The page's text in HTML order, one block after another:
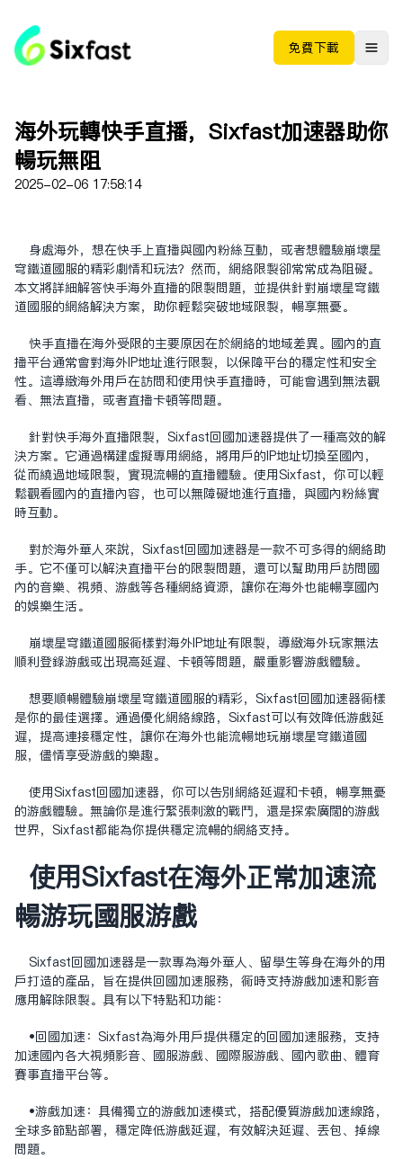
免费下载
海外玩转快手直播，Sixfast加速器助你
畅玩无阻
2025-02-06 17:58:14
身处海外，想在快手上直播与国内粉丝互动，或者想体验崩坏星
穹铁道国服的精彩剧情和玩法？然而，网络限制却常常成为阻碍。
本文将详细解答快手海外直播的限制问题，并提供针对崩坏星穹铁
道国服的网络解决方案，助你轻松突破地域限制，畅享无忧。
快手直播在海外受限的主要原因在于网络的地域差异。国内的直
播平台通常会对海外IP地址进行限制，以保障平台的稳定性和安全
性。这导致海外用户在访问和使用快手直播时，可能会遇到无法观
看、无法直播，或者直播卡顿等问题。
针对快手海外直播限制，Sixfast回国加速器提供了一种高效的解
决方案。它通过构建虚拟专用网络，将用户的IP地址切换至国内，
从而绕过地域限制，实现流畅的直播体验。使用Sixfast，你可以轻
松观看国内的直播内容，也可以无障碍地进行直播，与国内粉丝实
时互动。
对于海外华人来说，Sixfast回国加速器是一款不可多得的网络助
手。它不仅可以解决直播平台的限制问题，还可以帮助用户访问国
内的音乐、视频、游戏等各种网络资源，让你在海外也能畅享国内
的娱乐生活。
崩坏星穹铁道国服同样对海外IP地址有限制，导致海外玩家无法
顺利登录游戏或出现高延迟、卡顿等问题，严重影响游戏体验。
想要顺畅体验崩坏星穹铁道国服的精彩，Sixfast回国加速器同样
是你的最佳选择。通过优化网络线路，Sixfast可以有效降低游戏延
迟，提高连接稳定性，让你在海外也能流畅地玩崩坏星穹铁道国
服，尽情享受游戏的乐趣。
使用Sixfast回国加速器，你可以告别网络延迟和卡顿，畅享无忧
的游戏体验。无论你是进行紧张刺激的战斗，还是探索广阔的游戏
世界，Sixfast都能为你提供稳定流畅的网络支持。
使用Sixfast在海外正常加速流
畅游玩国服游戏
‌Sixfast回国加速器‌是一款专为海外华人、留学生等身在海外的用
户打造的产品，旨在提供回国加速服务，同时支持游戏加速和影音
应用解除限制。具有以下特点和功能：
•‌回国加速‌：Sixfast为海外用户提供稳定的回国加速服务，支持
加速国内各大视频影音、国服游戏、国际服游戏、国内歌曲、体育
赛事直播平台等。
•‌游戏加速‌：具备独立的游戏加速模式，搭配优质游戏加速线路，
全球多节点部署，稳定降低游戏延迟，有效解决延迟、丢包、掉线
问题。